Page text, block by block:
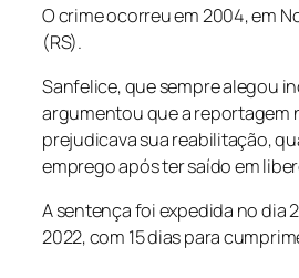
O crime ocorreu em 2004, em
(RS).
Sanfelice, que sempre alegou
argumentou que a reportagem
prejudicava sua reabilitação,
emprego após ter saído em
A sentença foi expedida no dia
2022, com 15 dias para